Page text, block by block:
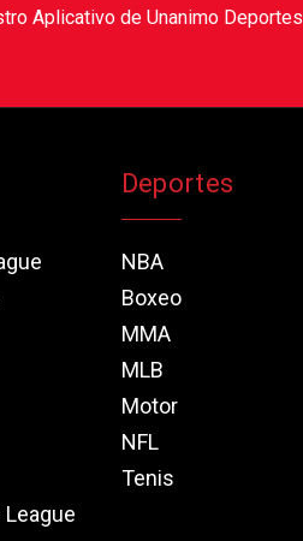
Aplicativo de Unanimo Deportes
Deportes
NBA
Boxeo
MMA
MLB
Motor
NFL
Tenis